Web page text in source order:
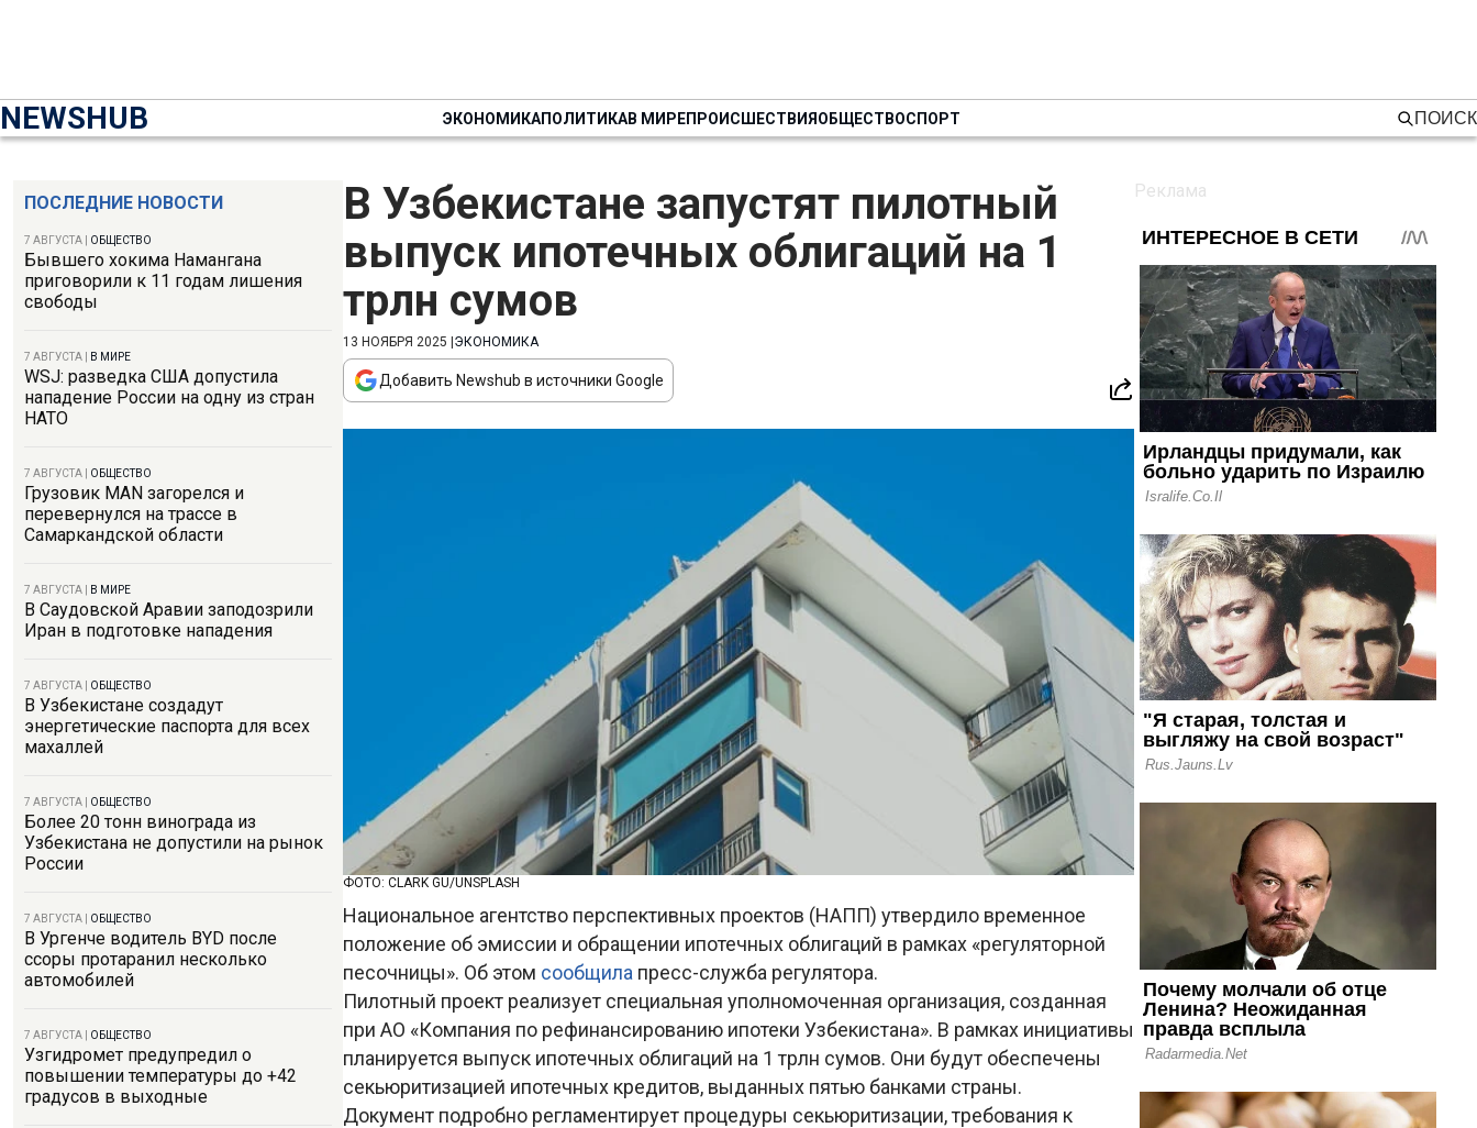
NEWSHUB ЭКОНОМИКАПОЛИТИКАВ МИРЕПРОИСШЕСТВИЯОБЩЕСТВОСПОРТ ПОИСК
ПОСЛЕДНИЕ НОВОСТИ
7 АВГУСТА ОБЩЕСТВО
Бывшего хокима Намангана
приговорили к 11 годам лишения
свободы
7 АВГУСТА В МИРЕ
WSJ: разведка США допустила
нападение России на одну из стран
НАТО
7 АВГУСТА ОБЩЕСТВО
Грузовик MAN загорелся и
перевернулся на трассе в
Самаркандской области
7 АВГУСТА В МИРЕ
В Саудовской Аравии заподозрили
Иран в подготовке нападения
7 АВГУСТА ОБЩЕСТВО
В Узбекистане создадут
энергетические паспорта для всех
махаллей
7 АВГУСТА ОБЩЕСТВО
Более 20 тонн винограда из
Узбекистана не допустили на рынок
России
7 АВГУСТА ОБЩЕСТВО
В Ургенче водитель BYD после
ссоры протаранил несколько
автомобилей
7 АВГУСТА ОБЩЕСТВО
Узгидромет предупредил о
повышении температуры до +42
градусов в выходные
В Узбекистане запустят пилотный
выпуск ипотечных облигаций на 1
трлн сумов
13 НОЯБРЯ 2025 ЭКОНОМИКА
Добавить Newshub в источники Google
ФОТО: CLARK GU/UNSPLASH
Национальное агентство перспективных проектов (НАПП) утвердило временное
положение об эмиссии и обращении ипотечных облигаций в рамках «регуляторной
песочницы». Об этом сообщила пресс-служба регулятора.
Пилотный проект реализует специальная уполномоченная организация, созданная
при АО «Компания по рефинансированию ипотеки Узбекистана». В рамках инициативы
планируется выпуск ипотечных облигаций на 1 трлн сумов. Они будут обеспечены
секьюритизацией ипотечных кредитов, выданных пятью банками страны.
Документ подробно регламентирует процедуры секьюритизации, требования к